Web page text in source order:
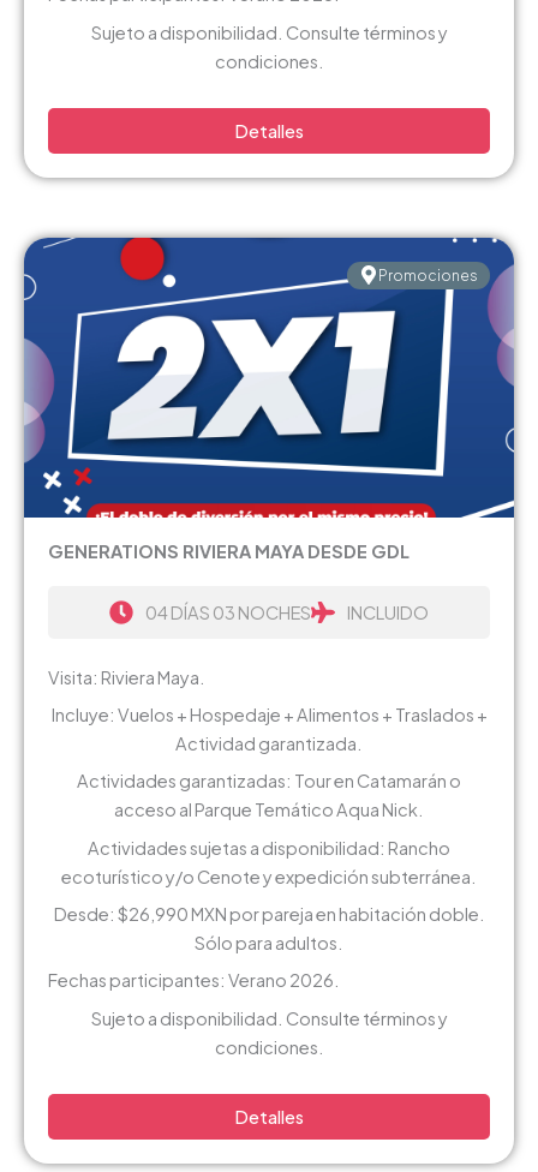
Sujeto a disponibilidad. Consulte términos y
condiciones.
Detalles
Promociones
GENERATIONS RIVIERA MAYA DESDE GDL
04 DÍAS 03 NOCHES INCLUIDO
Visita: Riviera Maya.
Incluye: Vuelos + Hospedaje + Alimentos + Traslados +
Actividad garantizada.
Actividades garantizadas: Tour en Catamarán o
acceso al Parque Temático Aqua Nick.
Actividades sujetas a disponibilidad: Rancho
ecoturístico y/o Cenote y expedición subterránea.
Desde: $26,990 MXN por pareja en habitación doble.
Sólo para adultos.
Fechas participantes: Verano 2026.
Sujeto a disponibilidad. Consulte términos y
condiciones.
Detalles